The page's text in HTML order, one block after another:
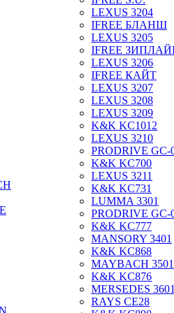
LEXUS 3204
IFREE БЛАНШ
LEXUS 3205
IFREE
LEXUS 3206
IFREE КАЙТ
LEXUS 3207
LEXUS 3208
LEXUS 3209
K&K KC1012
LEXUS 3210
PRODRIVE GC-
K&K KC700
LEXUS 3211
K&K KC731
LUMMA 3301
PRODRIVE GC-
K&K KC777
MANSORY 3401
K&K KC868
MAYBACH 3501
K&K KC876
MERSEDES 3601
RAYS CE28